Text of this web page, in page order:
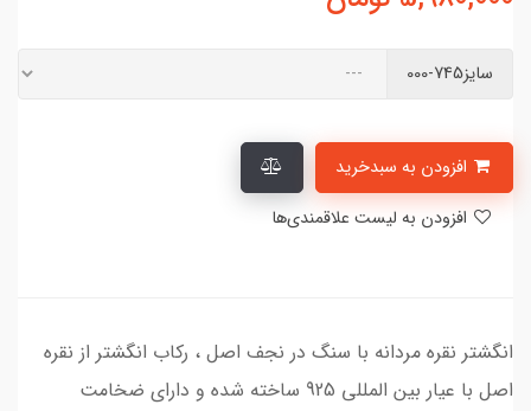
سایز745-000
انگشتر نقره مردانه با سنگ در نجف اصل ، رکاب انگشتر از نقره
اصل با عیار بین المللی 925 ساخته شده و دارای ضخامت